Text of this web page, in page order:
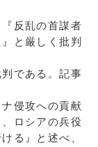
反乱の首謀者
と厳しく批判
である。記事
侵攻への貢献
ロシアの兵役
る』と述べ、